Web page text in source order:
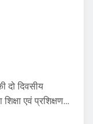
दो दिवसीय
एवं प्रशिक्षण…